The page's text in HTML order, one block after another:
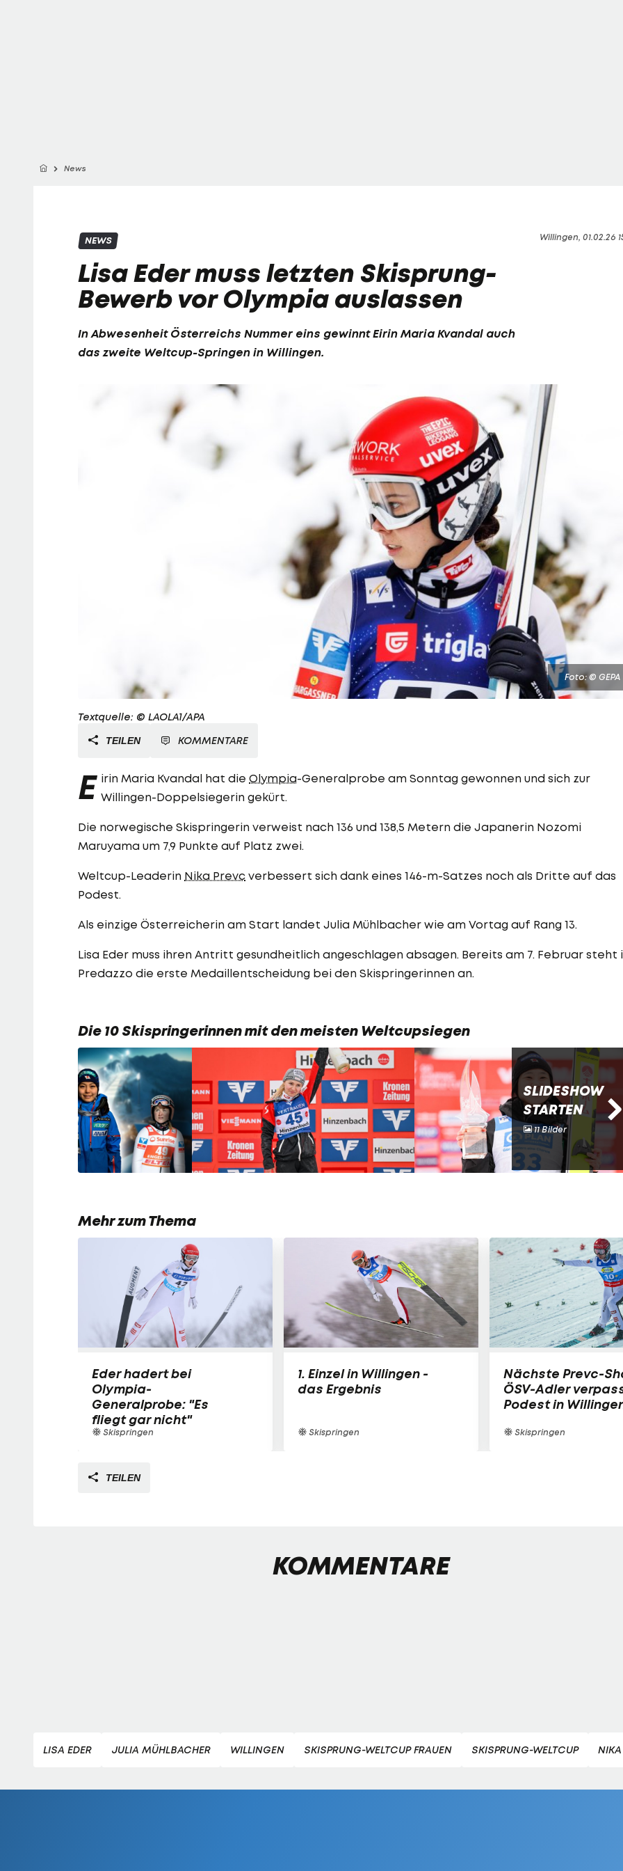
News
Willingen, 01.02.26
NEWS
Lisa Eder muss letzten Skisprung-
Bewerb vor Olympia auslassen
In Abwesenheit Österreichs Nummer eins gewinnt Eirin Maria Kvandal auch
das zweite Weltcup-Springen in Willingen.
Foto: © GEPA
Textquelle: © LAOLA1/APA
TEILEN KOMMENTARE
E irin Maria Kvandal hat die Olympia-Generalprobe am Sonntag gewonnen und sich zur
Willingen-Doppelsiegerin gekürt.
Die norwegische Skispringerin verweist nach 136 und 138,5 Metern die Japanerin Nozomi
Maruyama um 7,9 Punkte auf Platz zwei.
Weltcup-Leaderin Nika Prevc verbessert sich dank eines 146-m-Satzes noch als Dritte auf das
Podest.
Als einzige Österreicherin am Start landet Julia Mühlbacher wie am Vortag auf Rang 13.
Lisa Eder muss ihren Antritt gesundheitlich angeschlagen absagen. Bereits am 7. Februar steht
Predazzo die erste Medaillentscheidung bei den Skispringerinnen an.
Die 10 Skispringerinnen mit den meisten Weltcupsiegen
SLIDESHOW
STARTEN
11 Bilder
Mehr zum Thema
Eder hadert bei
Olympia-
Generalprobe: "Es
fliegt gar nicht"
Skispringen
1. Einzel in Willingen -
das Ergebnis
Skispringen
Nächste Prevc-
ÖSV-Adler
Podest in
Skispringen
TEILEN
KOMMENTARE
LISA EDER JULIA MÜHLBACHER WILLINGEN SKISPRUNG-WELTCUP FRAUEN SKISPRUNG-WELTCUP NIKA